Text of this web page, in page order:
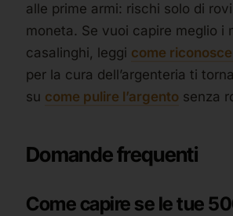
alle prime armi: rischi solo di
moneta. Se vuoi capire meglio i
casalinghi, leggi come
per la cura dell’argenteria ti
su come pulire l’argento senza
Domande frequenti
Come capire se le tue